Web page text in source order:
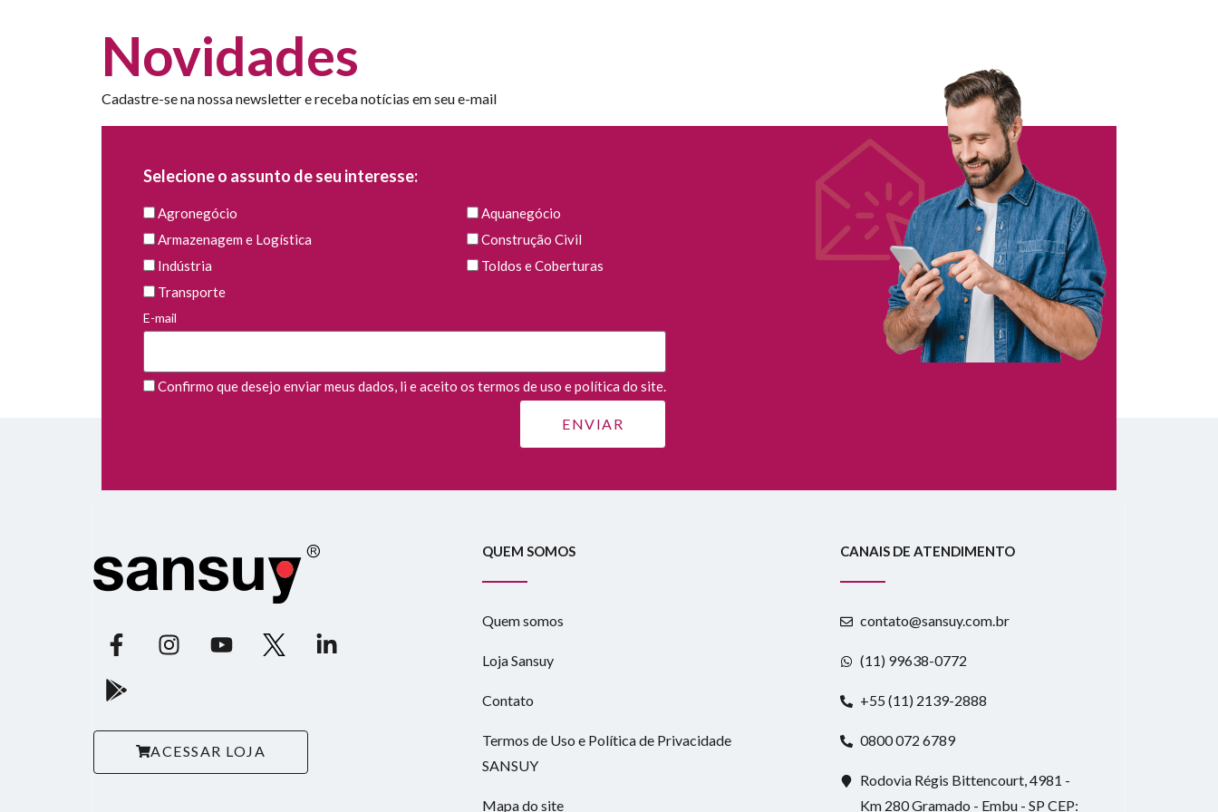
Novidades
Cadastre-se na nossa newsletter e receba notícias em seu e-mail
Selecione o assunto de seu interesse:
Agronegócio
Aquanegócio
Armazenagem e Logística
Construção Civil
Indústria
Toldos e Coberturas
Transporte
E-mail
Confirmo que desejo enviar meus dados, li e aceito os termos de uso e política do site.
ACESSAR LOJA
QUEM SOMOS
Quem somos
Loja Sansuy
Contato
Termos de Uso e Política de Privacidade
SANSUY
Mapa do site
CANAIS DE ATENDIMENTO
contato@sansuy.com.br
(11) 99638-0772
+55 (11) 2139-2888
0800 072 6789
Rodovia Régis Bittencourt, 4981 -
Km 280 Gramado - Embu - SP CEP: